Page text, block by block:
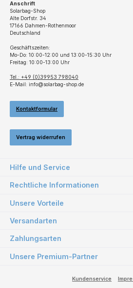
Anschrift
Solarbag-Shop
Alte Dorfstr. 34
17166 Dahmen-Rothenmoor
Deutschland
Geschäftszeiten:
Mo-Do: 10:00-12:00 und 13:00-15:30 Uhr
Freitag: 10:00-13:00 Uhr
Tel.: +49 (0)39953 798040
E-Mail: info@solarbag-shop.de
Kontaktformular
Vertrag widerrufen
Hilfe und Service
Rechtliche Informationen
Unsere Vorteile
Versandarten
Zahlungsarten
Unsere Premium-Partner
Kundenservice